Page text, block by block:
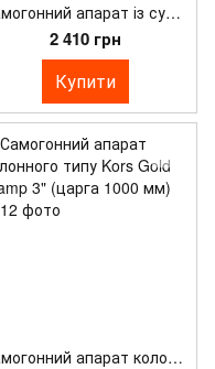
Самогонний апарат із сухопарником Kors Домовик 3 (потрійна перегонка)
2 410 грн
Купити
Самогонний апарат колонного типу Kors Gold Clamp 3" (царга 1000 мм)